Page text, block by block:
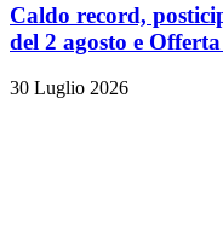
Caldo record,
del 2 agosto e
30 Luglio 2026